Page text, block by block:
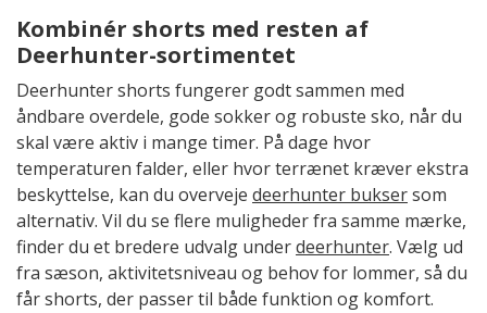
Kombinér shorts med resten af
Deerhunter-sortimentet
Deerhunter shorts fungerer godt sammen med
åndbare overdele, gode sokker og robuste sko, når du
skal være aktiv i mange timer. På dage hvor
temperaturen falder, eller hvor terrænet kræver ekstra
beskyttelse, kan du overveje deerhunter buksersom
alternativ. Vil du se flere muligheder fra samme mærke,
finder du et bredere udvalg underdeerhunter. Vælg ud
fra sæson, aktivitetsniveau og behov for lommer, så du
får shorts, der passer til både funktion og komfort.